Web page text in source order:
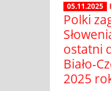
05.11.2025
Polki
ostatni
Biało-
2025